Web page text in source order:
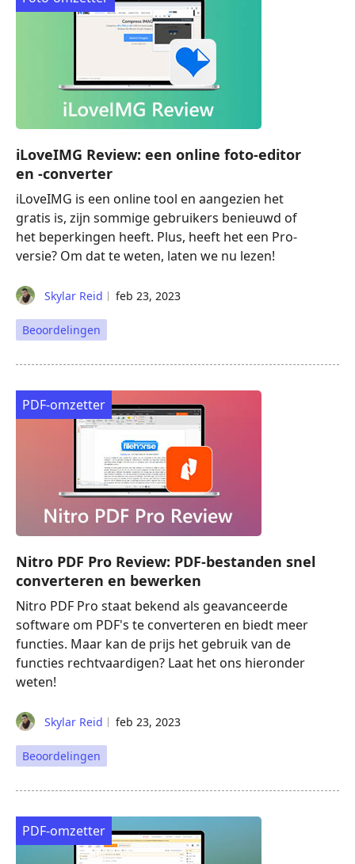
iLoveIMG Review: een online foto-editor
en -converter
iLoveIMG is een online tool en aangezien het
gratis is, zijn sommige gebruikers benieuwd of
het beperkingen heeft. Plus, heeft het een Pro-
versie? Om dat te weten, laten we nu lezen!
Skylar Reid feb 23, 2023
Beoordelingen
PDF-omzetter
Nitro PDF Pro Review: PDF-bestanden snel
converteren en bewerken
Nitro PDF Pro staat bekend als geavanceerde
software om PDF's te converteren en biedt meer
functies. Maar kan de prijs het gebruik van de
functies rechtvaardigen? Laat het ons hieronder
weten!
Skylar Reid feb 23, 2023
Beoordelingen
PDF-omzetter